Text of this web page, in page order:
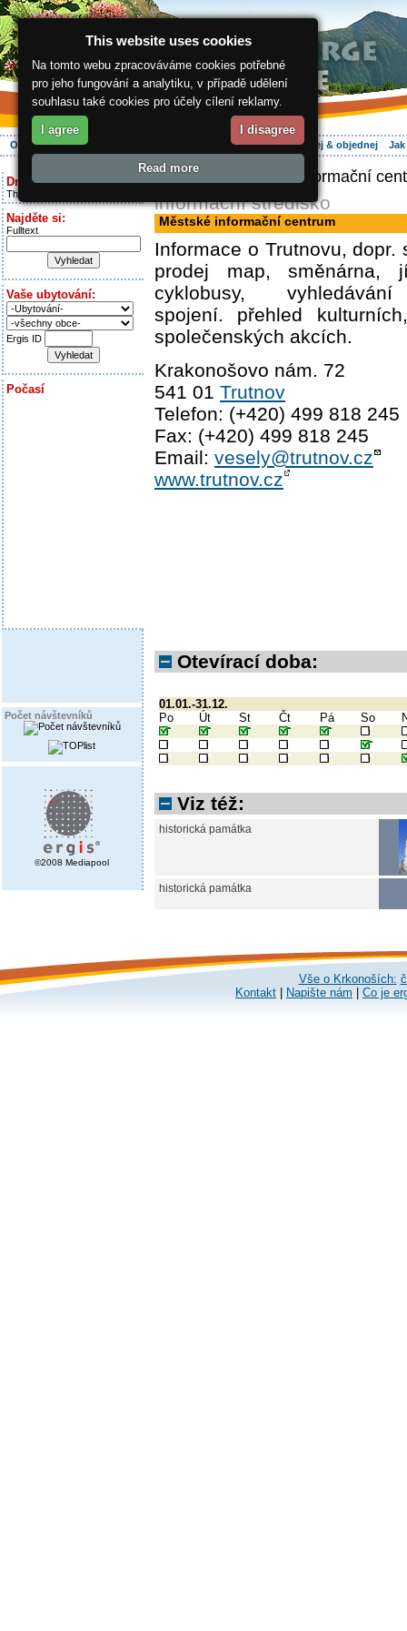
O regionu Aktivně Ubytování Hledej & objednej
Dnes je:
Thursday 6.08.2026
Najděte si:
Fulltext
Vaše ubytování:
Ergis ID
Počasí
Počet návštevníků
©2008 Mediapool
ergis.cz > Městské informační
informační středisko
Městské informační centrum
Informace o Trutnovu, dopr.
prodej map, směnárna,
cyklobusy,
spojení. přehled
společenských akcích.
Krakonošovo nám. 72
541 01 Trutnov
Telefon: (+420) 499 818 245
Fax: (+420) 499 818 245
Email: vesely@trutnov.cz
www.trutnov.cz
Otevírací doba:
01.01.-31.12.
Po
Út St Čt Pá So
Viz též:
historická památka
historická památka
Vše o Krkonoších:
Kontakt
Napište nám Co je
This website uses cookies
Na tomto webu zpracováváme cookies potřebné
pro jeho fungování a analytiku, v případě udělení
souhlasu také cookies pro účely cílení reklamy.
I agree I disagree
Read more